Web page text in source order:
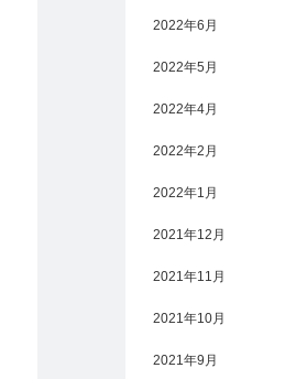
2022年6月
2022年5月
2022年4月
2022年2月
2022年1月
2021年12月
2021年11月
2021年10月
2021年9月